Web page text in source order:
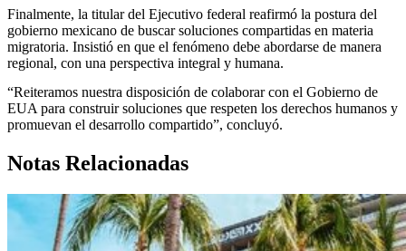
Finalmente, la titular del Ejecutivo federal reafirmó la postura del
gobierno mexicano de buscar soluciones compartidas en materia
migratoria. Insistió en que el fenómeno debe abordarse de manera
regional, con una perspectiva integral y humana.
“Reiteramos nuestra disposición de colaborar con el Gobierno de
EUA para construir soluciones que respeten los derechos humanos y
promuevan el desarrollo compartido”, concluyó.
Notas Relacionadas